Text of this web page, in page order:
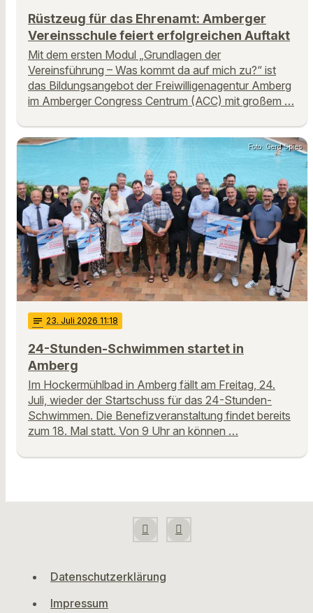
Rüstzeug für das Ehrenamt: Amberger
Vereinsschule feiert erfolgreichen Auftakt
Mit dem ersten Modul „Grundlagen der
Vereinsführung – Was kommt da auf mich zu?“ ist
das Bildungsangebot der Freiwilligenagentur Amberg
im Amberger Congress Centrum (ACC) mit großem …
Foto: Gerd Spies
notes 23. Juli 2026 11:18
24-Stunden-Schwimmen startet in
Amberg
Im Hockermühlbad in Amberg fällt am Freitag, 24.
Juli, wieder der Startschuss für das 24-Stunden-
Schwimmen. Die Benefizveranstaltung findet bereits
zum 18. Mal statt. Von 9 Uhr an können …
Datenschutzerklärung
Impressum